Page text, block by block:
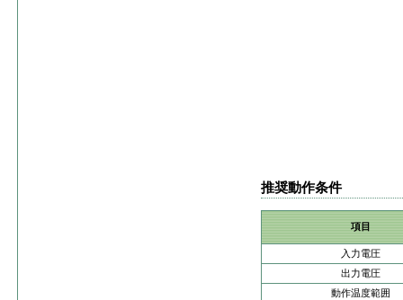
推奨動作条件
項目
入力電圧
出力電圧
動作温度範囲